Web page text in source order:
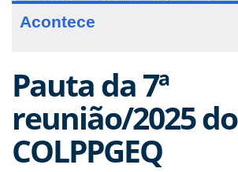
Acontece
Pauta da 7ª
reunião/2025 do
COLPPGEQ